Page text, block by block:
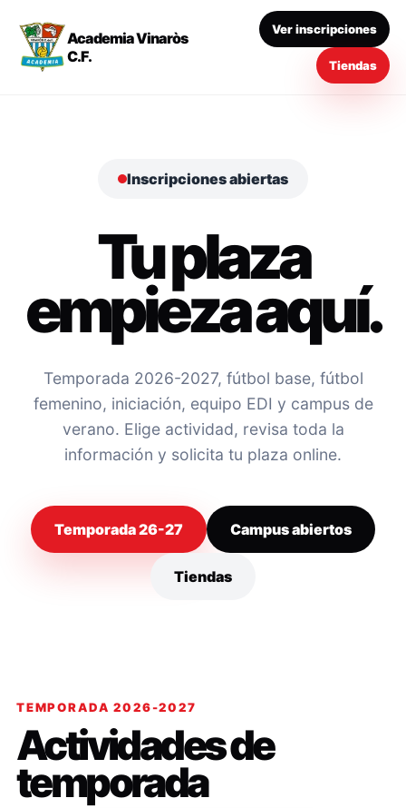
Academia Vinaròs
C.F.
Ver inscripciones
Tiendas
Inscripciones abiertas
Tu plaza
empieza aquí.
Temporada 2026-2027, fútbol base, fútbol
femenino, iniciación, equipo EDI y campus de
verano. Elige actividad, revisa toda la
información y solicita tu plaza online.
Temporada 26-27 Campus abiertos
Tiendas
TEMPORADA 2026-2027
Actividades de
temporada